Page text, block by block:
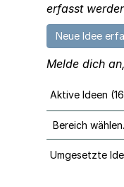
erfasst
Neue Idee
Melde dich
Aktive Ideen
Umgesetzte